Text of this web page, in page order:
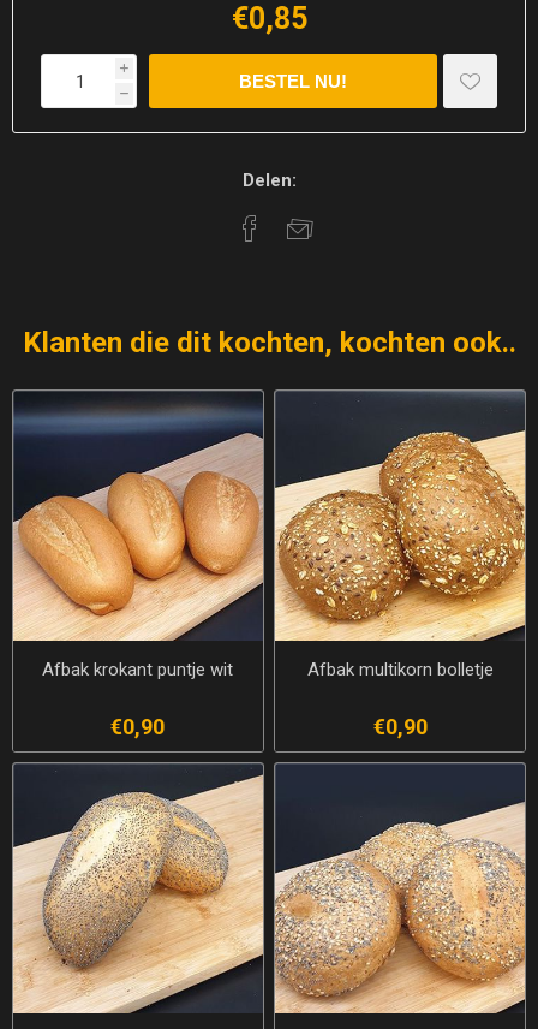
€0,85
i
h
Delen:
Klanten die dit kochten, kochten ook..
Afbak krokant puntje wit
€0,90
Afbak multikorn bolletje
€0,90